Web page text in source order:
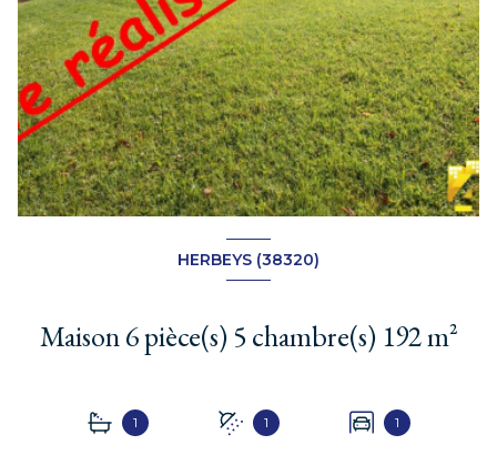
HERBEYS (38320)
Maison 6 pièce(s) 5 chambre(s) 192 m²
1 1 1